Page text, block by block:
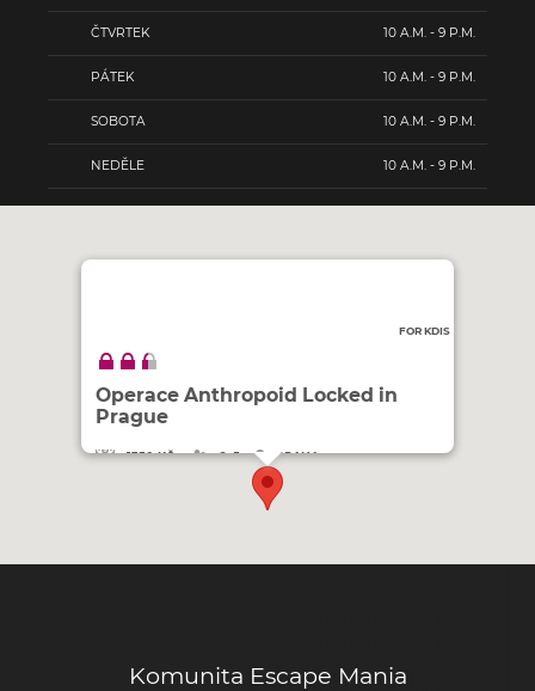
ČTVRTEK 10 A.M. - 9 P.M.
PÁTEK 10 A.M. - 9 P.M.
SOBOTA 10 A.M. - 9 P.M.
NEDĚLE 10 A.M. - 9 P.M.
FOR KDIS
Operace Anthropoid Locked in
Prague
1350 KČ 2–5 PRAHA
Komunita Escape Mania